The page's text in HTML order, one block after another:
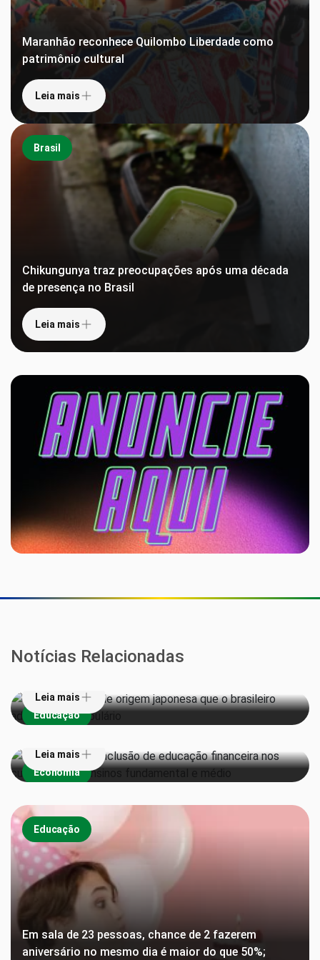
Maranhão reconhece Quilombo Liberdade como
patrimônio cultural
Leia mais
Brasil
Chikungunya traz preocupações após uma década
de presença no Brasil
Leia mais
Notícias Relacionadas
Educação
adotou no vocabulário
Leia mais
Economia
Senado aprova inclusão de educação financeira nos
currículos dos ensinos fundamental e médio
Leia mais
Educação
Em sala de 23 pessoas, chance de 2 fazerem
aniversário no mesmo dia é maior do que 50%;